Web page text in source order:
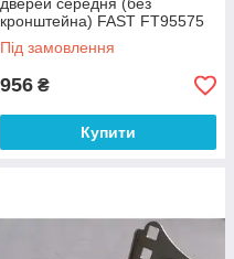
кронштейна) FAST FT95575
Під замовлення
956 ₴
Купити